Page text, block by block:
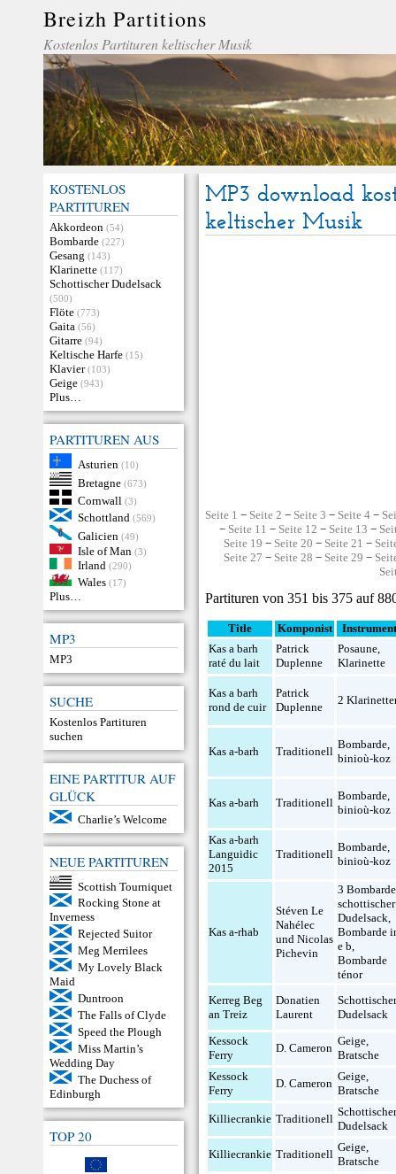
Breizh Partitions
Kostenlos Partituren keltischer Musik
KOSTENLOS
PARTITUREN
Akkordeon (54)
Bombarde (227)
Gesang (143)
Klarinette (117)
Schottischer Dudelsack
(500)
Flöte (773)
Gaita (56)
Gitarre (94)
Keltische Harfe (15)
Klavier (103)
Geige (943)
Plus…
PARTITUREN AUS
Asturien (10)
Bretagne (673)
Cornwall (3)
Schottland (569)
Galicien (49)
Isle of Man (3)
Irland (290)
Wales (17)
Plus…
MP3
MP3
SUCHE
Kostenlos Partituren
suchen
EINE PARTITUR AUF
GLÜCK
Charlie’s Welcome
NEUE PARTITUREN
Scottish Tourniquet
Rocking Stone at
Inverness
Rejected Suitor
Meg Merrilees
My Lovely Black
Maid
Duntroon
The Falls of Clyde
Speed the Plough
Miss Martin’s
Wedding Day
The Duchess of
Edinburgh
TOP 20
MP3 download
keltischer Musik
Seite 1 − Seite 2 − Seite 3 − Seite 4 −
− Seite 11 − Seite 12 − Seite 13 −
Seite 19 − Seite 20 − Seite 21 −
Seite 27 − Seite 28 − Seite 29 −
Partituren von 351 bis 375 auf
Title Komponist
Kas a barh
raté du lait
Patrick
Duplenne
Posaune,
Klarinette
Kas a barh
rond de cuir
Patrick
Duplenne
2
Kas a-barh Traditionell
Bombarde,
binioù-koz
Kas a-barh Traditionell
Bombarde,
binioù-koz
Kas a-barh
Languidic
2015
Traditionell
Bombarde,
binioù-koz
Kas a-rhab
Stéven Le
Nahélec
und Nicolas
Pichevin
3 Bombarde
schottischer
Dudelsack,
Bombarde
e b,
Bombarde
ténor
Kerreg Beg
an Treiz
Donatien
Laurent
Dudelsack
Kessock
Ferry
D. Cameron
Geige,
Bratsche
Kessock
Ferry
D. Cameron
Geige,
Bratsche
Killiecrankie Traditionell
Dudelsack
Killiecrankie Traditionell
Geige,
Bratsche